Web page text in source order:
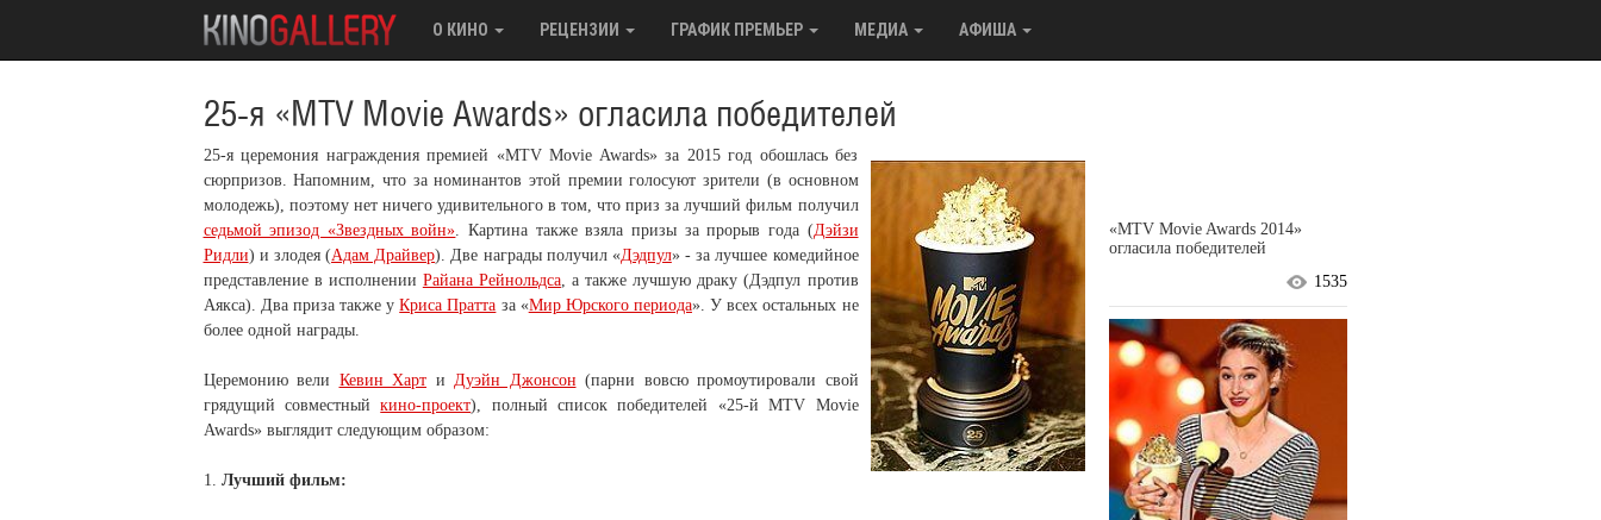
О КИНО РЕЦЕНЗИИ ГРАФИК ПРЕМЬЕР МЕДИА АФИША
25-я «MTV Movie Awards» огласила победителей
25-я церемония награждения премией «MTV Movie Awards» за 2015 год обошлась без
сюрпризов. Напомним, что за номинантов этой премии голосуют зрители (в основном
молодежь), поэтому нет ничего удивительного в том, что приз за лучший фильм получил
седьмой эпизод «Звездных войн». Картина также взяла призы за прорыв года (Дэйзи
Ридли) и злодея (Адам Драйвер). Две награды получил «Дэдпул» - за лучшее комедийное
представление в исполнении Райана Рейнольдса, а также лучшую драку (Дэдпул против
Аякса). Два приза также уКриса Пратта за «Мир Юрского периода». У всех остальных не
более одной награды.
Церемонию вели Кевин Харт и Дуэйн Джонсон (парни вовсю промоутировали свой
грядущий совместныйкино-проект), полный список победителей «25-й MTV Movie
Awards» выглядит следующим образом:
1. Лучший фильм:
«MTV Movie Awards 2014»
огласила победителей
1535